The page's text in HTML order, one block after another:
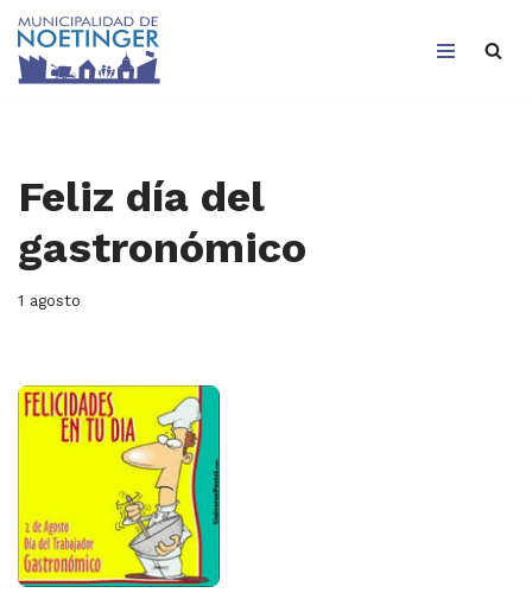
Saltar
Feliz día del
gastronómico
1 agosto